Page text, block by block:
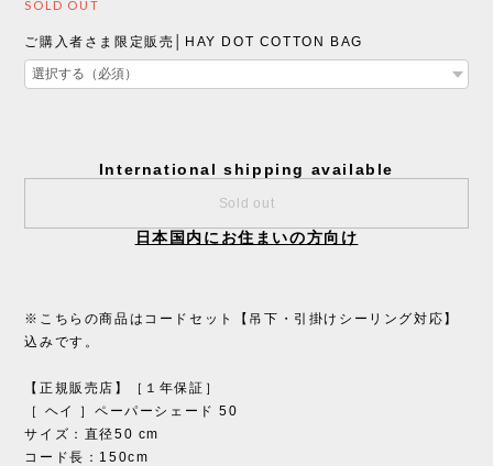
SOLD OUT
ご購入者さま限定販売│HAY DOT COTTON BAG
International shipping available
Sold out
日本国内にお住まいの方向け
※こちらの商品はコードセット【吊下・引掛けシーリング対応】
込みです。
【正規販売店】［１年保証］
［ ヘイ ］ペーパーシェード 50
サイズ：直径50 cm
コード長：150cm